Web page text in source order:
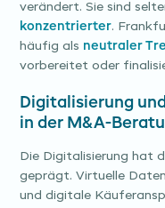
verändert. Sie sind
konzentrierter.
häufig als neutraler
vorbereitet oder
Digitalisierung
in der M&A-
Die Digitalisierung hat
geprägt. Virtuelle
und digitale